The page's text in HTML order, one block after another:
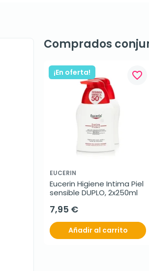
Comprados
¡En oferta! favorite_border
EUCERIN
Eucerin Higiene Intima Piel
sensible DUPLO, 2x250ml
7,95 €
Añadir al carrito